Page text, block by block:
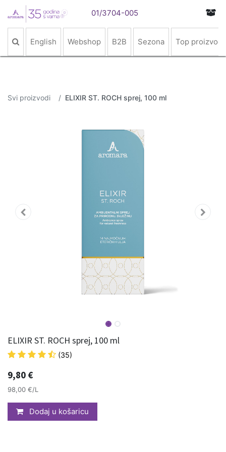
01/3704-005
English Webshop B2B Sezona Top proizvodi
Svi proizvodi ELIXIR ST. ROCH sprej, 100 ml
ELIXIR ST. ROCH sprej, 100 ml
(35)
9,80 €
98,00 €/L
Dodaj u košaricu